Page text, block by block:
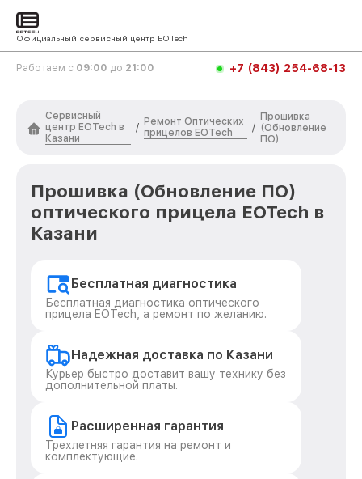
Официальный сервисный центр EOTech
Работаем с 09:00 до 21:00 +7 (843) 254-68-13
Сервисный
центр EOTech в
Казани
/
Ремонт Оптических
прицелов EOTech
/
Прошивка
(Обновление
ПО)
Прошивка (Обновление ПО)
оптического прицела EOTech в
Казани
Бесплатная диагностика
Бесплатная диагностика оптического
прицела EOTech, а ремонт по желанию.
Надежная доставка по Казани
Курьер быстро доставит вашу технику без
дополнительной платы.
Расширенная гарантия
Трехлетняя гарантия на ремонт и
комплектующие.